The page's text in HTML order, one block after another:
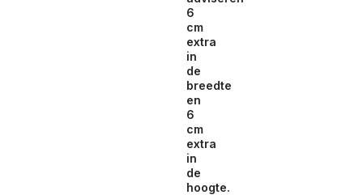
6
cm
extra
in
de
breedte
en
6
cm
extra
in
de
hoogte.